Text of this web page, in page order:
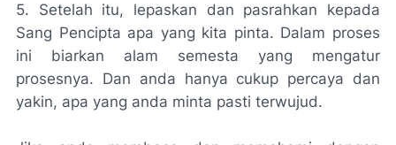
5. Setelah itu, lepaskan dan pasrahkan kepada
Sang Pencipta apa yang kita pinta. Dalam proses
ini biarkan alam semesta yang mengatur
prosesnya. Dan anda hanya cukup percaya dan
yakin, apa yang anda minta pasti terwujud.